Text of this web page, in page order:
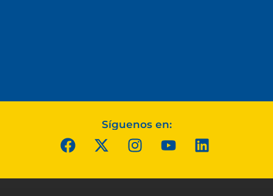
Síguenos en: